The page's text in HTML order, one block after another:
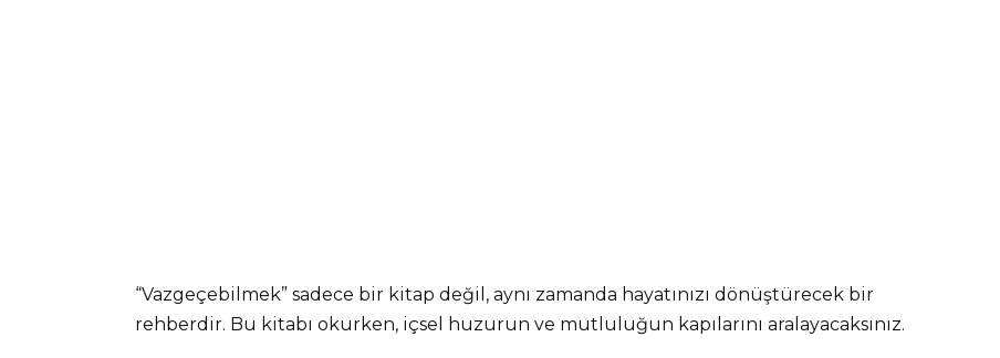
“Vazgeçebilmek” sadece bir kitap değil, aynı zamanda hayatınızı dönüştürecek bir
rehberdir. Bu kitabı okurken, içsel huzurun ve mutluluğun kapılarını aralayacaksınız.